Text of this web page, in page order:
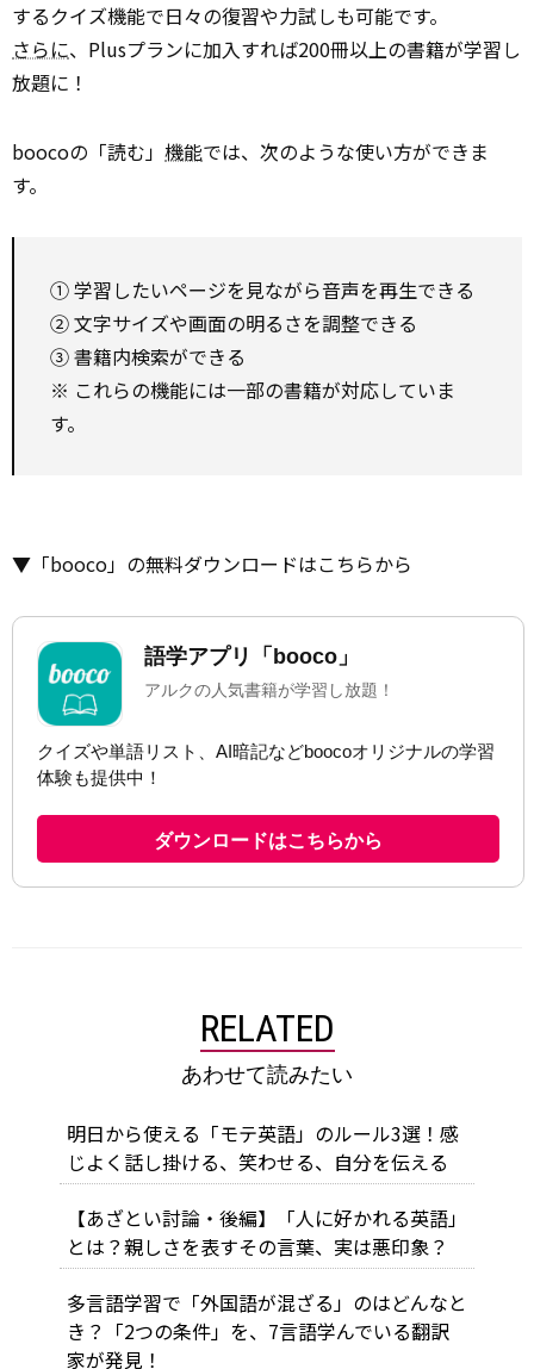
するクイズ機能で日々の復習や力試しも可能です。
さらに、Plusプランに加入すれば200冊以上の書籍が学習し
放題に！
boocoの「読む」 機能では、次のような使い方ができま
す。
① 学習したいページを見ながら音声を再生できる
② 文字サイズや画面の明るさを調整できる
③ 書籍内検索ができる
※ これらの機能には一部の書籍が対応していま
す。
▼「booco」の無料ダウンロードはこちらから
RELATED
あわせて読みたい
明日から使える「モテ英語」のルール3選！感
じよく話し掛ける、笑わせる、自分を伝える
【あざとい討論・後編】「人に好かれる英語」
とは？親しさを表すその言葉、実は悪印象？
多言語学習で「外国語が混ざる」のはどんなと
き？「2つの条件」を、7言語学んでいる翻訳
家が発見！